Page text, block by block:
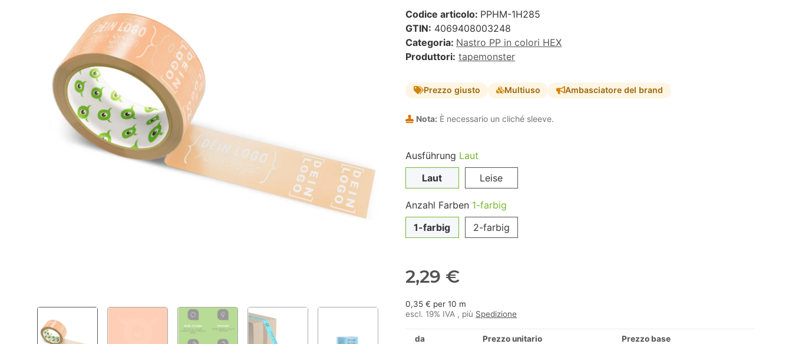
Codice articolo: PPHM-1H285
GTIN: 4069408003248
Categoria: Nastro PP in colori HEX
Produttori: tapemonster
Prezzo giusto Multiuso Ambasciatore del brand
Nota: È necessario un cliché sleeve.
Ausführung Laut
Laut
Leise
Anzahl Farben 1-farbig
1-farbig
2-farbig
2,29 €
0,35 € per 10 m
escl. 19% IVA , più Spedizione
da Prezzo unitario Prezzo base